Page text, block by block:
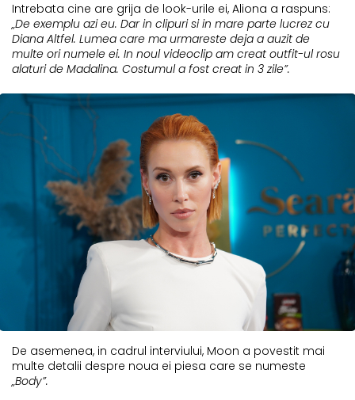
Intrebata cine are grija de look-urile ei, Aliona a raspuns:
„De exemplu azi eu. Dar in clipuri si in mare parte lucrez cu
Diana Altfel. Lumea care ma urmareste deja a auzit de
multe ori numele ei. In noul videoclip am creat outfit-ul rosu
alaturi de Madalina. Costumul a fost creat in 3 zile”.
De asemenea, in cadrul interviului, Moon a povestit mai
multe detalii despre noua ei piesa care se numeste
„Body”.